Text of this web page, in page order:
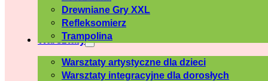
Drewniane Gry XXL
Refleksomierz
Trampolina
Warsztaty
Warsztaty artystyczne dla dzieci
Warsztaty integracyjne dla dorosłych